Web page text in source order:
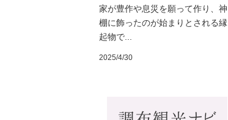
家が豊作や息災を願って作り、神
棚に飾ったのが始まりとされる縁
起物で...
2025/4/30